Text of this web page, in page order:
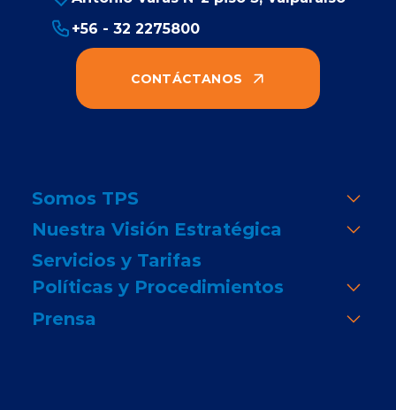
+56 - 32 2275800
CONTÁCTANOS
Somos TPS
Nuestra Visión Estratégica
Servicios y Tarifas
Políticas y Procedimientos
Prensa